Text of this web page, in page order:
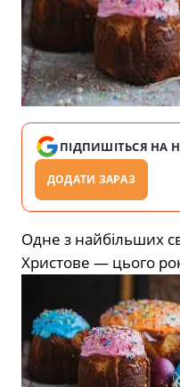
ПІДПИШІТЬСЯ НА
ДОДАТИ ЗАРАЗ
Одне з найбільших
Христове — цього